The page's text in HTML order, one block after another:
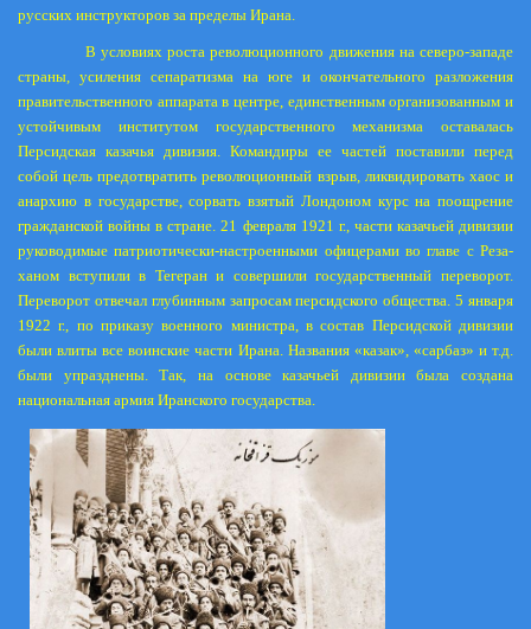
русских инструкторов за пределы Ирана.
В условиях роста революционного движения на северо-западе
страны, усиления сепаратизма на юге и окончательного разложения
правительственного аппарата в центре, единственным организованным и
устойчивым институтом государственного механизма оставалась
Персидская казачья дивизия. Командиры ее частей поставили перед
собой цель предотвратить революционный взрыв, ликвидировать хаос и
анархию в государстве, сорвать взятый Лондоном курс на поощрение
гражданской войны в стране. 21 февраля 1921 г., части казачьей дивизии
руководимые патриотически-настроенными офицерами во главе с Реза-
ханом вступили в Тегеран и совершили государственный переворот.
Переворот отвечал глубинным запросам персидского общества. 5 января
1922 г., по приказу военного министра, в состав Персидской дивизии
были влиты все воинские части Ирана. Названия «казак», «сарбаз» и т.д.
были упразднены. Так, на основе казачьей дивизии была создана
национальная армия Иранского государства.